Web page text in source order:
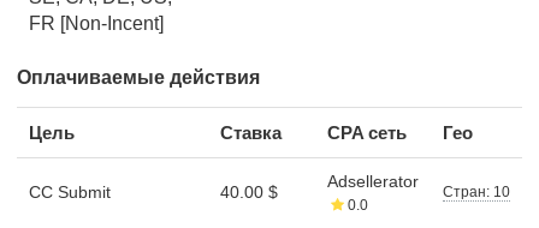
FR [Non-Incent]
Оплачиваемые действия
Цель Ставка CPA сеть Гео
CC Submit 40.00 $
Adsellerator
0.0
Стран: 10